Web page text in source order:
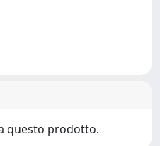
questo prodotto.